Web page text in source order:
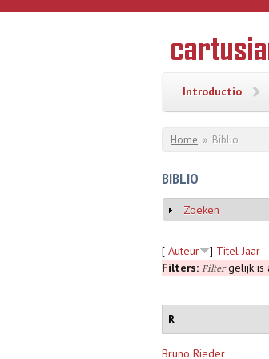
Overslaan en naar de inhoud gaan
Geschiedenis
van de
Introductio
U bent hier
Home » Biblio
BIBLIO
Weergeven
Zoeken
[ Auteur ] Titel Jaar
Filters: Filtergelijk is
R
Bruno Rieder